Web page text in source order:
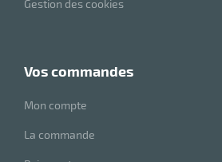
Gestion des cookies
vos commandes
Mon compte
La commande